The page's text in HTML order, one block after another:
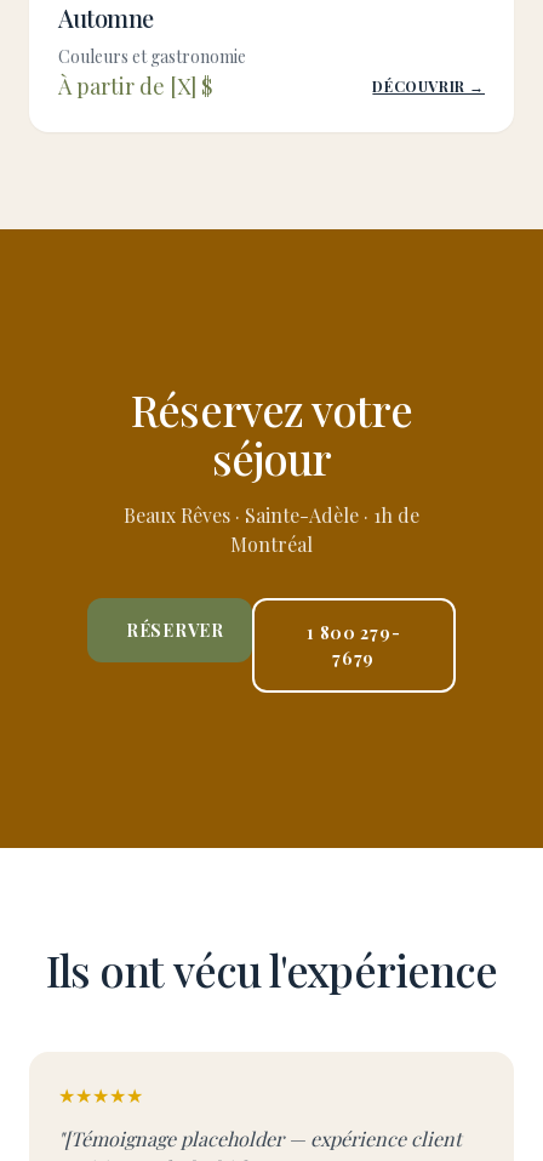
Automne
Couleurs et gastronomie
À partir de [X] $ DÉCOUVRIR →
Réservez votre
séjour
Beaux Rêves · Sainte-Adèle · 1h de
Montréal
RÉSERVER
1 800 279-
7679
Ils ont vécu l'expérience
★★★★★
"[Témoignage placeholder — expérience client